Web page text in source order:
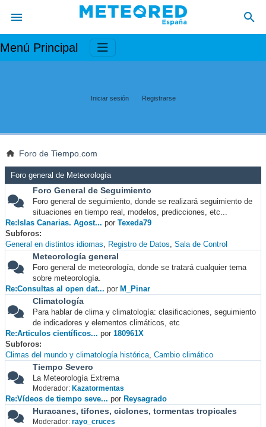
Menú Principal
Iniciar sesión Registrarse
Foro de Tiempo.com
Foro general de Meteorología
Foro General de Seguimiento
Foro general de seguimiento, donde se realizará seguimiento de
situaciones en tiempo real, modelos, predicciones, etc...
Re:Islas Canarias. Agost... por Texeda79
Subforos
General en distintos idiomas
Registro de Datos Sala de Control
Meteorología general
Foro general de meteorología, donde se tratará cualquier tema
sobre meteorología.
Re:Consultas al open dat... por M_Pinar
Climatología
Para hablar de clima y climatología: clasificaciones, seguimiento
de indicadores y elementos climáticos, etc
Re:Articulos científicos... por 180961X
Subforos
Climas del mundo y climatología histórica Cambio climático
Tiempo Severo
La Meteorología Extrema
Moderador: Kazatormentas
Re:Vídeos de tiempo seve... por Reysagrado
Huracanes, tifones, ciclones, tormentas tropicales
Moderador: rayo_cruces